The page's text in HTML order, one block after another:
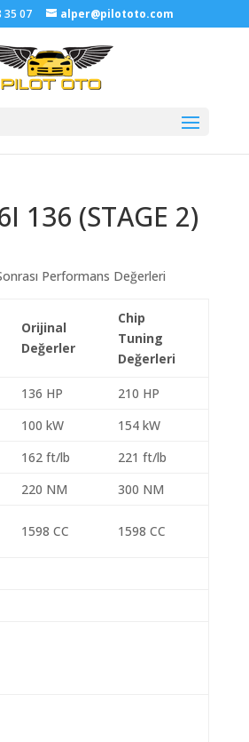
35 07 alper@pilototo.com
136 (STAGE 2)
Performans Değerleri
Orijinal
Değerler
Chip
Tuning
Değerleri
136 HP
210 HP
100 kW
154 kW
162 ft/lb
221 ft/lb
220 NM
300 NM
1598 CC 1598 CC